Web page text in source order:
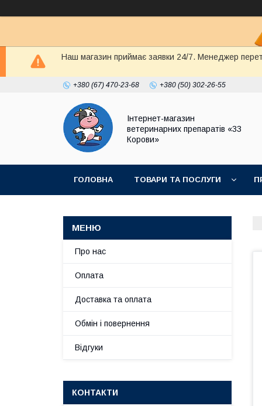
Наш магазин приймає заявки 24/7. Менеджер
+380 (67) 470-23-68 +380 (50) 302-26-55
Інтернет-магазин
ветеринарних препаратів «33
Корови»
ГОЛОВНА ТОВАРИ ТА ПОСЛУГИ
Про нас
Оплата
Доставка та оплата
Обмін і повернення
Відгуки
КОНТАКТИ